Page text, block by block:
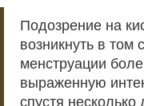
Подозрение на
возникнуть в том
менструации
выраженную
спустя